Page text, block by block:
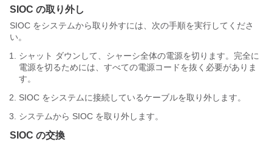
SIOC の取り外し
SIOC をシステムから取り外すには、次の手順を実行してくださ
い。
シャット ダウンして、シャーシ全体の電源を切ります。完全に
電源を切るためには、すべての電源コードを抜く必要がありま
す。
SIOC をシステムに接続しているケーブルを取り外します。
システムから SIOC を取り外します。
SIOC の交換